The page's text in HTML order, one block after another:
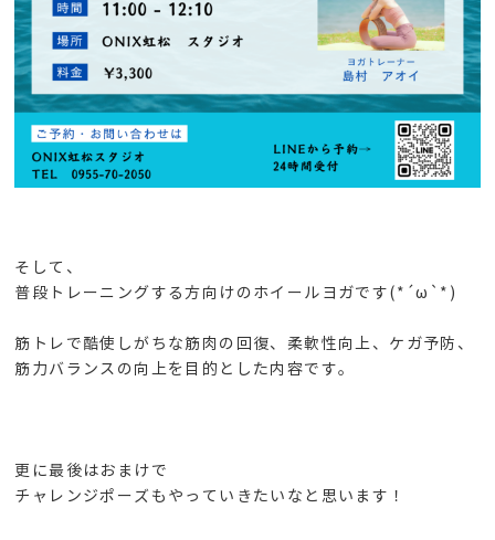
そして、
普段トレーニングする方向けのホイールヨガです(*´ω`*)
筋トレで酷使しがちな筋肉の回復、柔軟性向上、ケガ予防、
筋力バランスの向上を目的とした内容です。
更に最後はおまけで
チャレンジポーズもやっていきたいなと思います！